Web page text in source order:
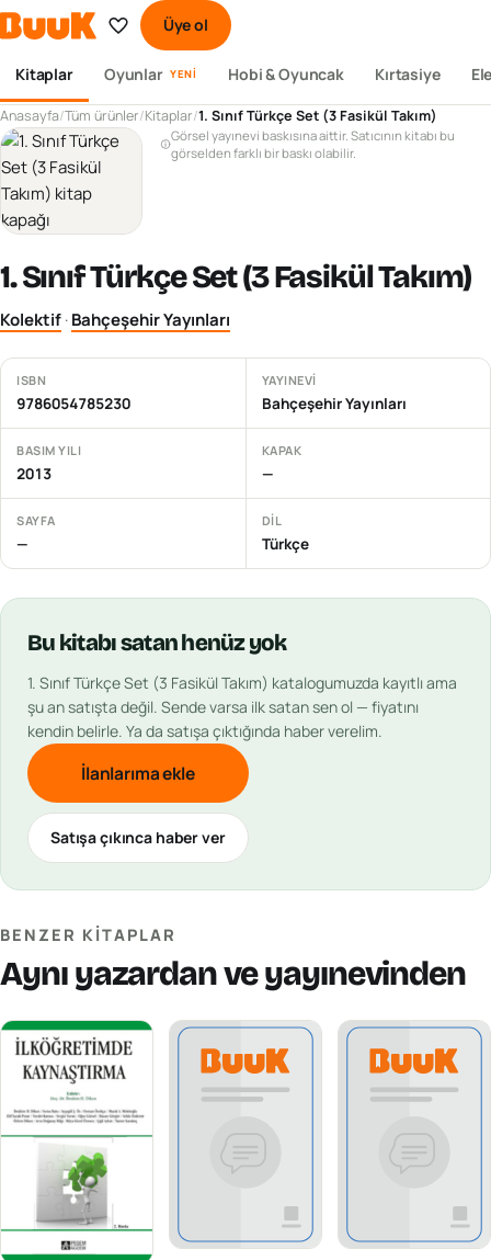
Üye ol
Kitaplar Oyunlar YENI Hobi & Oyuncak Kırtasiye
Anasayfa/Tüm ürünler/Kitaplar/1. Sınıf Türkçe Set (3 Fasikül Takım)
Görsel yayınevi baskısına aittir. Satıcının kitabı bu
görselden farklı bir baskı olabilir.
1. Sınıf Türkçe Set (3 Fasikül Takım)
Kolektif·Bahçeşehir Yayınları
ISBN
9786054785230
YAYINEVI
Bahçeşehir Yayınları
BASIM YILI
2013
KAPAK
—
SAYFA
—
DIL
Türkçe
Bu kitabısatan henüz yok
1. Sınıf Türkçe Set (3 Fasikül Takım) katalogumuzda kayıtlı ama
şu an satışta değil. Sende varsa ilk satan sen ol — fiyatını
kendin belirle. Ya da satışa çıktığında haber verelim.
İlanlarıma ekle
Satışa çıkınca haber ver
BENZER KITAPLAR
Aynı yazardan ve yayınevinden